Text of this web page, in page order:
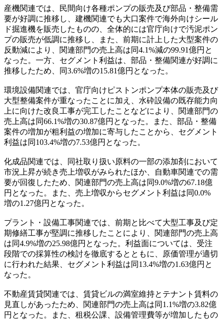
産機関連では、民間向け各種ポンプの販売及び部品・整備需
要が好調に推移し、建機関連でも大口案件で海外向けシール
ド掘進機を販売したものの、全体的には官庁向けで汚泥ポン
プの販売が低調に推移し、また、前期に計上した大型案件の
反動減により、関連部門の売上高は同4.1%減の99.91億円と
なった。一方、セグメント利益は、部品・整備関連が好調に
推移したため、同3.6%増の15.81億円となった。
環境設備関連では、官庁向けピストンポンプ本体の販売及び
大型整備案件が重なったことに加え、水砕設備の既存能力向
上に向けた改良工事が完工したことなどにより、関連部門の
売上高は同66.1%増の30.87億円となった。また、部品・整備
案件の増加が粗利益の増加に寄与したことから、セグメント
利益は同103.4%増の7.53億円となった。
化成品関連では、同社取り扱い原料の一部の添加剤において
市況上昇が続き売上増収がみられたほか、自動車関連での需
要が回復したため、関連部門の売上高は同9.0%増の67.18億
円となった。また、売上増収からセグメント利益は同0.0%
増の1.27億円となった。
プラント・設備工事関連では、前期と比べて大型工事及び定
期修繕工事が堅調に推移したことにより、関連部門の売上高
は同4.9%増の25.98億円となった。利益面については、受注
段階での採算性の検討を徹底するとともに、原価管理が適切
に行われた結果、セグメント利益は同13.4%増の1.63億円と
なった。
不動産賃貸関連では、賃貸ビルの満室維持とテナント賃料の
見直しがあったため、関連部門の売上高は同1.1%増の3.82億
円となった。また、租税公課、設備管理費等が増加したもの